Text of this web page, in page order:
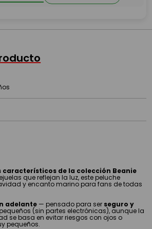
característicos de la colección Beanie
que reflejan la luz, este peluche
y encanto marino para fans de todas
adelante — pensado para ser seguro y
(sin partes electrónicas), aunque la
se basa en evitar riesgos con ojos o
pequeños.